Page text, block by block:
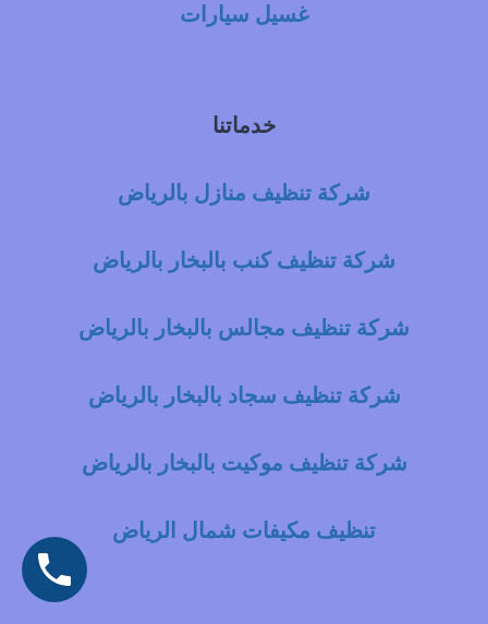
غسيل سيارات
خدماتنا
شركة تنظيف منازل بالرياض
شركة تنظيف كنب بالبخار بالرياض
شركة تنظيف مجالس بالبخار بالرياض
شركة تنظيف سجاد بالبخار بالرياض
شركة تنظيف موكيت بالبخار بالرياض
تنظيف مكيفات شمال الرياض